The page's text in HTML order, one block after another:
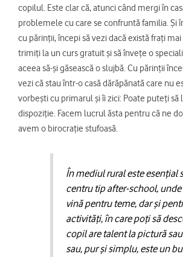
copilul. Este clar că, atunci când mergi în
problemele cu care se confruntă familia. Și
cu părinții, începi să vezi dacă există frați
trimiți la un curs gratuit și să învețe o
aceea să-și găsească o slujbă. Cu părinții
vezi că stau într-o casă dărăpănată care nu
vorbești cu primarul și îi zici: Poate puteți să
dispoziție. Facem lucrul ăsta pentru că ne
avem o birocrație stufoasă.
În mediul rural este esențial
centru tip after-school,
vină pentru teme, dar și
activități, în care poți să
copil are talent la pictură
sau, pur și simplu, este un